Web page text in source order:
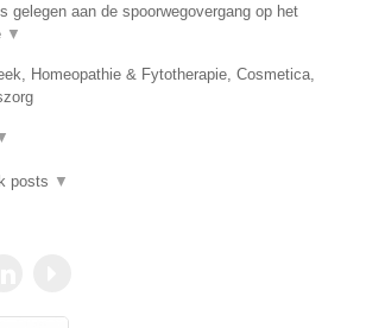
gelegen aan de spoorwegovergang op het
▼
Homeopathie & Fytotherapie, Cosmetica,
posts ▼